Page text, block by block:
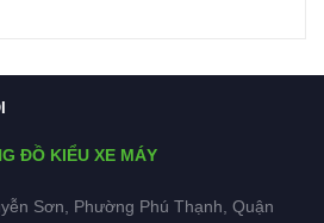
ĐỒ KIỂU XE MÁY
Sơn, Phường Phú Thạnh, Quận